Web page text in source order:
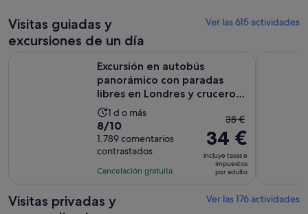
Visitas guiadas y
excursiones de un día
Ver las 615 actividades
Excursión en autobús
panorámico con paradas
libres en Londres y crucero
por...
La
duración
de
la
actividad
de
1 d o más
8.0
sobre
10
con
comentarios
8/10
1.789 comentarios
contrastados
Cancelación gratuita
El
precio
anterior
era
de
y
38 €
34 €
incluye tasas e
impuestos
por adulto
Visitas privadas y
Ver las 176 actividades